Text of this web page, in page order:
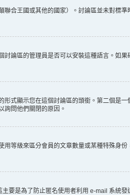
合王國或其他的國家）。討論區並未對標
論區的管理員是否可以安裝這種語言。如
式顯示您在這個討論區的頭銜。第二個是
詢問他們關閉的原因。
等級來區分會員的文章數量或某種特殊身
要是為了防止匿名使用者利用 e-mail 系統發